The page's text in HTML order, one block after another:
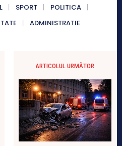
SPORT
POLITICA
ADMINISTRATIE
ARTICOLUL URMĂTOR